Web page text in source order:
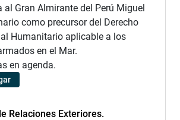
al Gran Almirante del Perú Miguel
como precursor del Derecho
Humanitario aplicable a los
en el Mar.
en agenda.
Relaciones Exteriores.